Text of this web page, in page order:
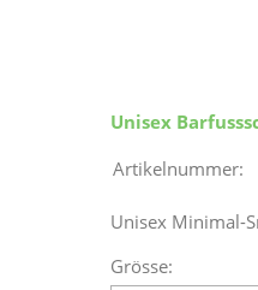
Unisex
Artikelnummer:
Unisex Minimal-
Grösse: